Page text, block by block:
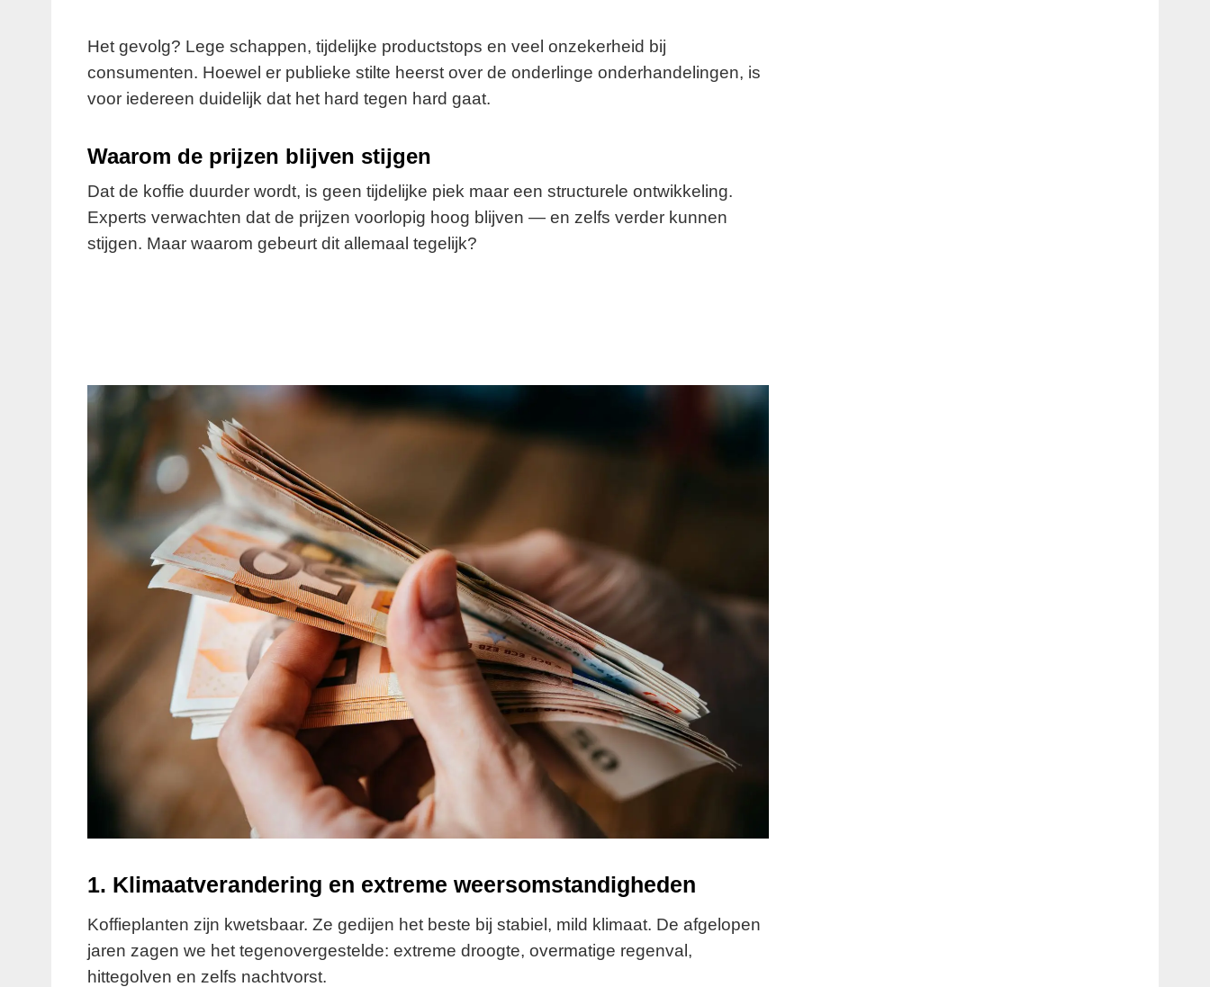
Het gevolg? Lege schappen, tijdelijke productstops en veel onzekerheid bij
consumenten. Hoewel er publieke stilte heerst over de onderlinge onderhandelingen, is
voor iedereen duidelijk dat het hard tegen hard gaat.
Waarom de prijzen blijven stijgen
Dat de koffie duurder wordt, is geen tijdelijke piek maar een structurele ontwikkeling.
Experts verwachten dat de prijzen voorlopig hoog blijven — en zelfs verder kunnen
stijgen. Maar waarom gebeurt dit allemaal tegelijk?
1. Klimaatverandering en extreme weersomstandigheden
Koffieplanten zijn kwetsbaar. Ze gedijen het beste bij stabiel, mild klimaat. De afgelopen
jaren zagen we het tegenovergestelde: extreme droogte, overmatige regenval,
hittegolven en zelfs nachtvorst.